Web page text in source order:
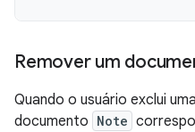
Remover um
Quando o usuário exclui
documento Note